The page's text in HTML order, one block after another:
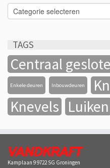
GA
DIRECT
TAGS
Centraal
Enkele deuren Inbouwdeuren
Knevels Luiken
Kamplaan 9 9722 SG Groningen